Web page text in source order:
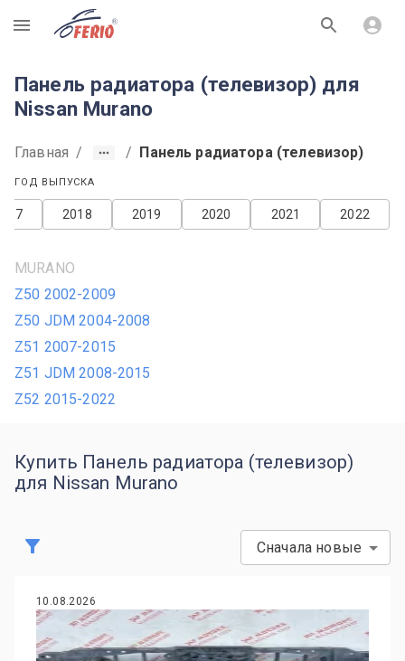
R
Панель радиатора (телевизор) для
Nissan Murano
Главная / / Панель радиатора (телевизор)
ГОД ВЫПУСКА
2022
2021
2020
2019
2018
MURANO
Z50 2002-2009
Z50 JDM 2004-2008
Z51 2007-2015
Z51 JDM 2008-2015
Z52 2015-2022
Купить Панель радиатора (телевизор)
для Nissan Murano
Сначала новые
10.08.2026